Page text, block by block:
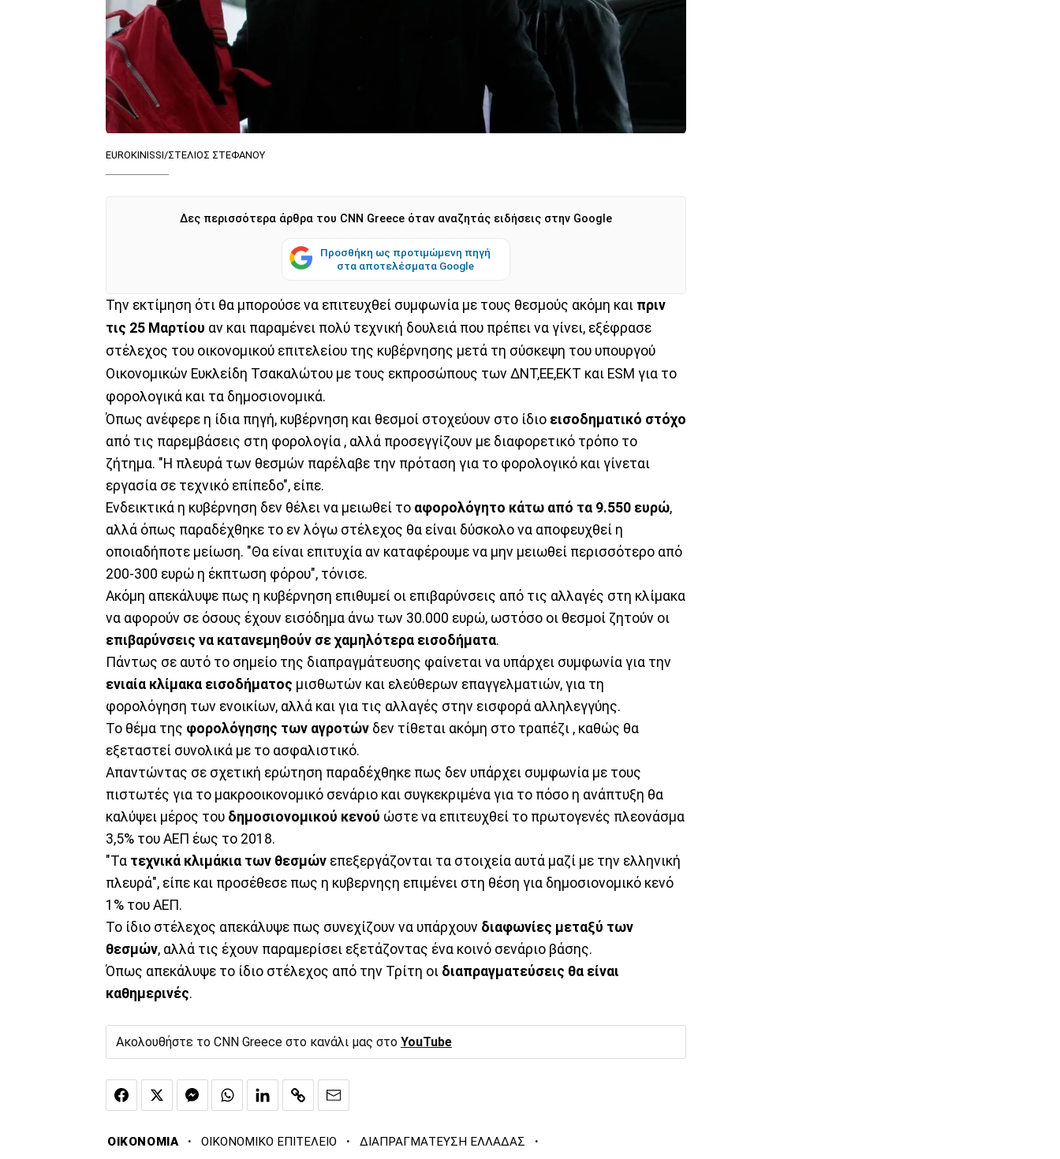
EUROKINISSI/ΣΤΕΛΙΟΣ ΣΤΕΦΑΝΟΥ
Δες περισσότερα άρθρα του CNN Greece όταν αναζητάς ειδήσεις στην Google
Προσθήκη ως προτιμώμενη πηγή
στα αποτελέσματα Google
Την εκτίμηση ότι θα μπορούσε να επιτευχθεί συμφωνία με τους θεσμούς ακόμη και πριν
τις 25 Μαρτίου αν και παραμένει πολύ τεχνική δουλειά που πρέπει να γίνει, εξέφρασε
στέλεχος του οικονομικού επιτελείου της κυβέρνησης μετά τη σύσκεψη του υπουργού
Οικονομικών Ευκλείδη Τσακαλώτου με τους εκπροσώπους των ΔΝΤ,ΕΕ,ΕΚΤ και ESM για το
φορολογικά και τα δημοσιονομικά.
Όπως ανέφερε η ίδια πηγή, κυβέρνηση και θεσμοί στοχεύουν στο ίδιο εισοδηματικό στόχο
από τις παρεμβάσεις στη φορολογία , αλλά προσεγγίζουν με διαφορετικό τρόπο το
ζήτημα. "Η πλευρά των θεσμών παρέλαβε την πρόταση για το φορολογικό και γίνεται
εργασία σε τεχνικό επίπεδο", είπε.
Ενδεικτικά η κυβέρνηση δεν θέλει να μειωθεί το αφορολόγητο κάτω από τα 9.550 ευρώ,
αλλά όπως παραδέχθηκε το εν λόγω στέλεχος θα είναι δύσκολο να αποφευχθεί η
οποιαδήποτε μείωση. "Θα είναι επιτυχία αν καταφέρουμε να μην μειωθεί περισσότερο από
200-300 ευρώ η έκπτωση φόρου", τόνισε.
Ακόμη απεκάλυψε πως η κυβέρνηση επιθυμεί οι επιβαρύνσεις από τις αλλαγές στη κλίμακα
να αφορούν σε όσους έχουν εισόδημα άνω των 30.000 ευρώ, ωστόσο οι θεσμοί ζητούν οι
επιβαρύνσεις να κατανεμηθούν σε χαμηλότερα εισοδήματα.
Πάντως σε αυτό το σημείο της διαπραγμάτευσης φαίνεται να υπάρχει συμφωνία για την
ενιαία κλίμακα εισοδήματος μισθωτών και ελεύθερων επαγγελματιών, για τη
φορολόγηση των ενοικίων, αλλά και για τις αλλαγές στην εισφορά αλληλεγγύης.
Το θέμα της φορολόγησης των αγροτών δεν τίθεται ακόμη στο τραπέζι , καθώς θα
εξεταστεί συνολικά με το ασφαλιστικό.
Απαντώντας σε σχετική ερώτηση παραδέχθηκε πως δεν υπάρχει συμφωνία με τους
πιστωτές για το μακροοικονομικό σενάριο και συγκεκριμένα για το πόσο η ανάπτυξη θα
καλύψει μέρος του δημοσιονομικού κενού ώστε να επιτευχθεί το πρωτογενές πλεονάσμα
3,5% του ΑΕΠ έως το 2018.
"Τα τεχνικά κλιμάκια των θεσμών επεξεργάζονται τα στοιχεία αυτά μαζί με την ελληνική
πλευρά", είπε και προσέθεσε πως η κυβερνηςη επιμένει στη θέση για δημοσιονομικό κενό
1% του ΑΕΠ.
Το ίδιο στέλεχος απεκάλυψε πως συνεχίζουν να υπάρχουν διαφωνίες μεταξύ των
θεσμών, αλλά τις έχουν παραμερίσει εξετάζοντας ένα κοινό σενάριο βάσης.
Όπως απεκάλυψε το ίδιο στέλεχος από την Τρίτη οι διαπραγματεύσεις θα είναι
καθημερινές.
Ακολουθήστε το CNN Greece στο κανάλι μας στο YouTube
ΟΙΚΟΝΟΜΙΑ · ΟΙΚΟΝΟΜΙΚΟ ΕΠΙΤΕΛΕΙΟ · ΔΙΑΠΡΑΓΜΑΤΕΥΣΗ ΕΛΛΑΔΑΣ ·